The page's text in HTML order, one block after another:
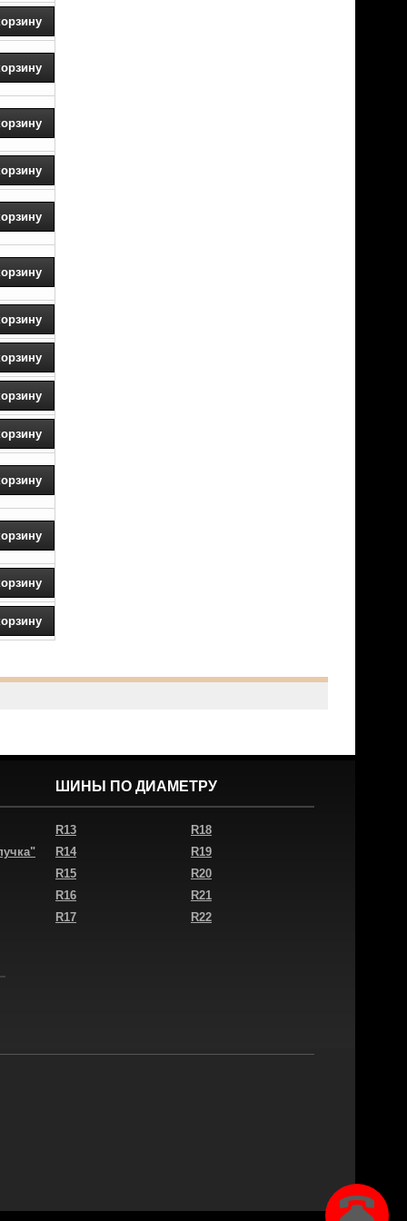
ШИНЫ ПО ДИАМЕТРУ
R13
R14
R15
R16
R17
R18
R19
R20
R21
R22